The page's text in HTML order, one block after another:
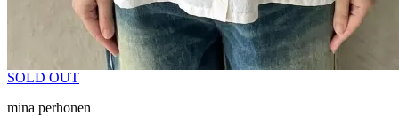
SOLD OUT
mina perhonen